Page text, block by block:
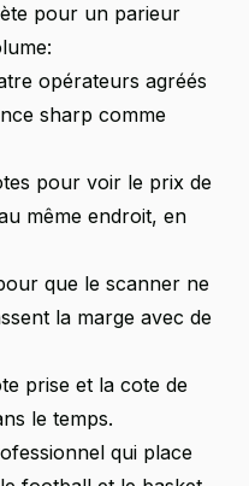
pour un parieur
opérateurs agréés
sharp comme
pour voir le prix de
même endroit, en
que le scanner ne
la marge avec de
prise et la cote de
le temps.
qui place